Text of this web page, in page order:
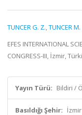
TUNCER G. Z.,TUNCER M.
EFES INTERNATIONAL
CONGRESS-III, İzmir,
Yayın Türü: Bildiri /
Basıldığı Şehir: İzmir